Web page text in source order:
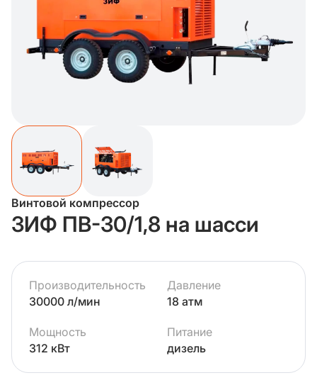
Винтовой компрессор
ЗИФ ПВ-30/1,8 на шасси
Производительность
30000 л/мин
Давление
18 атм
Мощность
312 кВт
Питание
дизель